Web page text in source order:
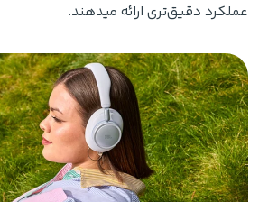
عملکرد دقیق‌تری ارائه میدهند.